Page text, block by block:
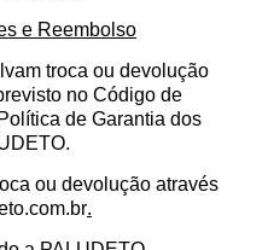
e Reembolso
troca ou devolução
no Código de
de Garantia dos
ou devolução através
.